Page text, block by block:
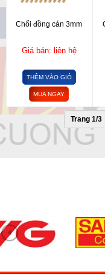
Chổi đồng cán 3mm
Giá bán: liên hệ
THÊM VÀO GIỎ
MUA NGAY
Trang 1/3